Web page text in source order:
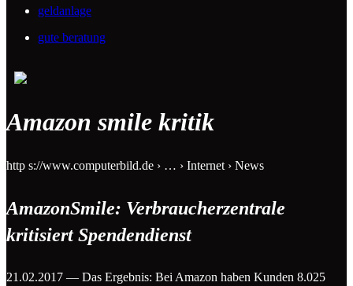
geldanlage
gute beratung
Amazon smile kritik
http s://www.computerbild.de › … › Internet › News
AmazonSmile: Verbraucherzentrale
kritisiert Spendendienst
21.02.2017 — Das Ergebnis: Bei Amazon haben Kunden 8.025